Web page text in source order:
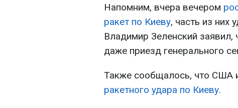
Напомним, вчера вечером
ракет по Киеву, часть из них
Владимир Зеленский заявил,
даже приезд генерального
Также сообщалось, что США
ракетного удара по Киеву.